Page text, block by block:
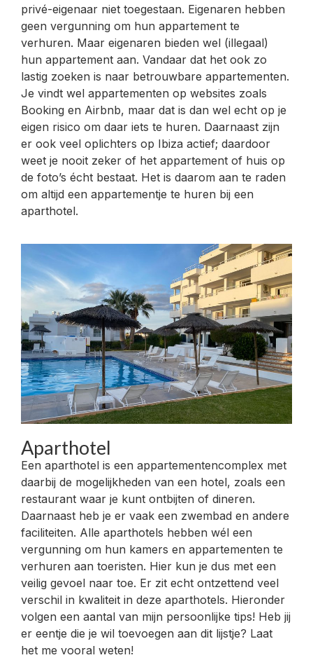
privé-eigenaar niet toegestaan. Eigenaren hebben
geen vergunning om hun appartement te
verhuren. Maar eigenaren bieden wel (illegaal)
hun appartement aan. Vandaar dat het ook zo
lastig zoeken is naar betrouwbare appartementen.
Je vindt wel appartementen op websites zoals
Booking en Airbnb, maar dat is dan wel echt op je
eigen risico om daar iets te huren. Daarnaast zijn
er ook veel oplichters op Ibiza actief; daardoor
weet je nooit zeker of het appartement of huis op
de foto’s écht bestaat. Het is daarom aan te raden
om altijd een appartementje te huren bij een
aparthotel.
Aparthotel
Een aparthotel is een appartementencomplex met
daarbij de mogelijkheden van een hotel, zoals een
restaurant waar je kunt ontbijten of dineren.
Daarnaast heb je er vaak een zwembad en andere
faciliteiten. Alle aparthotels hebben wél een
vergunning om hun kamers en appartementen te
verhuren aan toeristen. Hier kun je dus met een
veilig gevoel naar toe. Er zit echt ontzettend veel
verschil in kwaliteit in deze aparthotels. Hieronder
volgen een aantal van mijn persoonlijke tips! Heb jij
er eentje die je wil toevoegen aan dit lijstje? Laat
het me vooral weten!